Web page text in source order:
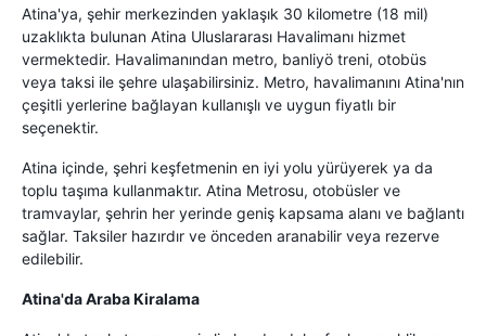
Atina'ya, şehir merkezinden yaklaşık 30 kilometre (18 mil)
uzaklıkta bulunan Atina Uluslararası Havalimanı hizmet
vermektedir. Havalimanından metro, banliyö treni, otobüs
veya taksi ile şehre ulaşabilirsiniz. Metro, havalimanını Atina'nın
çeşitli yerlerine bağlayan kullanışlı ve uygun fiyatlı bir
seçenektir.
Atina içinde, şehri keşfetmenin en iyi yolu yürüyerek ya da
toplu taşıma kullanmaktır. Atina Metrosu, otobüsler ve
tramvaylar, şehrin her yerinde geniş kapsama alanı ve bağlantı
sağlar. Taksiler hazırdır ve önceden aranabilir veya rezerve
edilebilir.
Atina'da Araba Kiralama